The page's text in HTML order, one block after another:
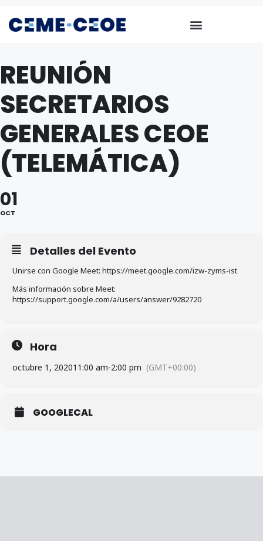
REUNIÓN
SECRETARIOS
GENERALES CEOE
(TELEMÁTICA)
01
OCT
Detalles del Evento
Unirse con Google Meet: https://meet.google.com/izw-zyms-ist
Más información sobre Meet:
https://support.google.com/a/users/answer/9282720
Hora
octubre 1, 202011:00 am-2:00 pm (GMT+00:00)
GOOGLECAL